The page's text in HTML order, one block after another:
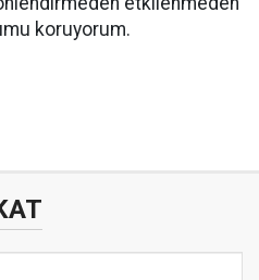
koruyorum.